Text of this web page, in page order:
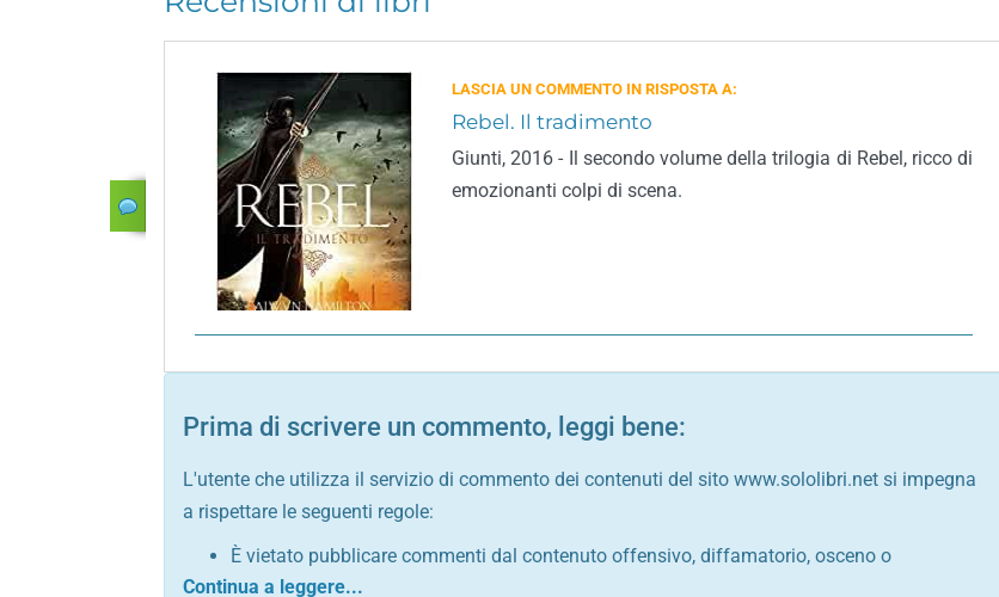
LASCIA UN COMMENTO IN RISPOSTA A:
Rebel. Il tradimento
Giunti, 2016 - Il secondo volume della trilogia di Rebel, ricco di
emozionanti colpi di scena.
Prima di scrivere un commento, leggi bene:
L'utente che utilizza il servizio di commento dei contenuti del sito www.sololibri.net si impegna
a rispettare le seguenti regole:
È vietato pubblicare commenti dal contenuto offensivo, diffamatorio, osceno o
comunque contrario alle leggi dello Stato italiano e di quelle internazionali